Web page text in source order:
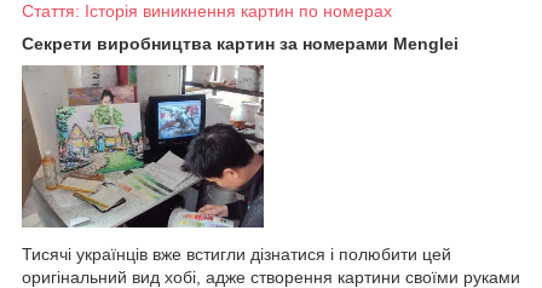
Стаття: Історія виникнення картин по номерах
Секрети виробництва картин за номерами Menglei
Тисячі українців вже встигли дізнатися і полюбити цей
оригінальний вид хобі, адже створення картини своїми руками